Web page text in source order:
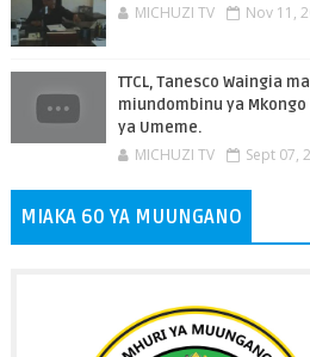
MICHUZI TV Nov 11,
TTCL, Tanesco Waingia
miundombinu ya
ya Umeme.
MICHUZI TV Sept 07,
MIAKA 60 YA MUUNGANO